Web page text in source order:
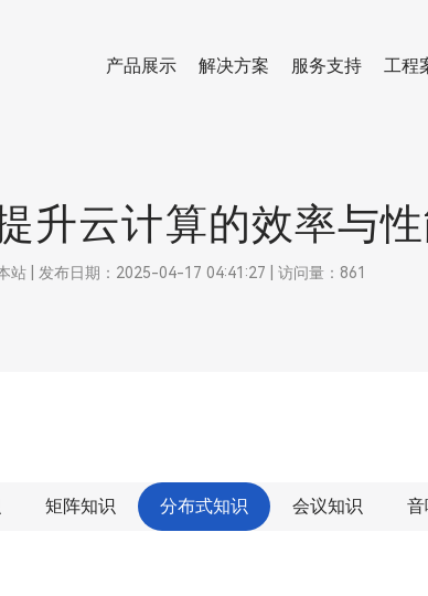
产品展示 解决方案 服务支持 工程
升云计算的效率与
站 | 发布日期：2025-04-17 04:41:27 | 访问量：861
矩阵知识 分布式知识 会议知识 音